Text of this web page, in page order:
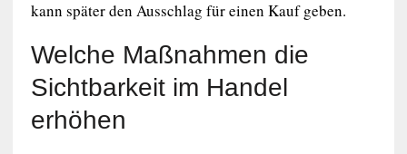
kann später den Ausschlag für einen Kauf geben.
Welche Maßnahmen die
Sichtbarkeit im Handel
erhöhen